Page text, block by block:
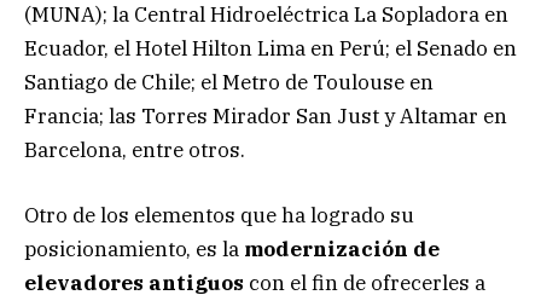
(MUNA); la Central Hidroeléctrica La Sopladora en
Ecuador, el Hotel Hilton Lima en Perú; el Senado en
Santiago de Chile; el Metro de Toulouse en
Francia; las Torres Mirador San Just y Altamar en
Barcelona, entre otros.
Otro de los elementos que ha logrado su
posicionamiento, es la modernización de
elevadores antiguos con el fin de ofrecerles a